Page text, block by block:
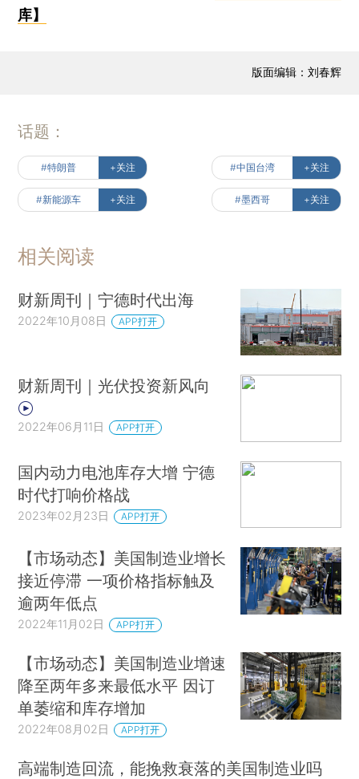
库】
版面编辑：刘春辉
话题：
#特朗普 +关注 #中国台湾 +关注
#新能源车 +关注 #墨西哥 +关注
相关阅读
财新周刊｜宁德时代出海
2022年10月08日 APP打开
财新周刊｜光伏投资新风向
2022年06月11日 APP打开
国内动力电池库存大增 宁德
时代打响价格战
2023年02月23日 APP打开
【市场动态】美国制造业增长
接近停滞 一项价格指标触及
逾两年低点
2022年11月02日 APP打开
【市场动态】美国制造业增速
降至两年多来最低水平 因订
单萎缩和库存增加
2022年08月02日 APP打开
高端制造回流，能挽救衰落的美国制造业吗